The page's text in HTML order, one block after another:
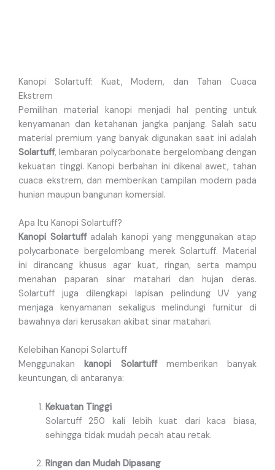
Kanopi Solartuff: Kuat, Modern, dan Tahan Cuaca
Ekstrem
Pemilihan material kanopi menjadi hal penting untuk
kenyamanan dan ketahanan jangka panjang. Salah satu
material premium yang banyak digunakan saat ini adalah
Solartuff, lembaran polycarbonate bergelombang dengan
kekuatan tinggi. Kanopi berbahan ini dikenal awet, tahan
cuaca ekstrem, dan memberikan tampilan modern pada
hunian maupun bangunan komersial.
Apa Itu Kanopi Solartuff?
Kanopi Solartuffadalah kanopi yang menggunakan atap
polycarbonate bergelombang merek Solartuff. Material
ini dirancang khusus agar kuat, ringan, serta mampu
menahan paparan sinar matahari dan hujan deras.
Solartuff juga dilengkapi lapisan pelindung UV yang
menjaga kenyamanan sekaligus melindungi furnitur di
bawahnya dari kerusakan akibat sinar matahari.
Kelebihan Kanopi Solartuff
Menggunakankanopi Solartuffmemberikan banyak
keuntungan, di antaranya:
Kekuatan Tinggi
Solartuff 250 kali lebih kuat dari kaca biasa,
sehingga tidak mudah pecah atau retak.
Ringan dan Mudah Dipasang